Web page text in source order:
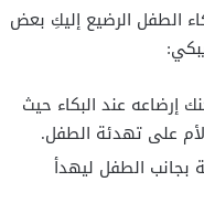
الطفل الرضيع إليكِ بعض
إرضاعه عند البكاء حيث
على تهدئة الطفل.
بجانب الطفل ليهدأ